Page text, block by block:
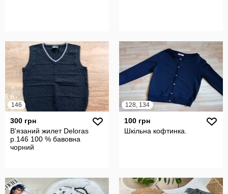
146
300 грн
В'язаний жилет Deloras
р.146 100 % бавовна
чорний
128, 134
100 грн
Шкільна кофтинка.